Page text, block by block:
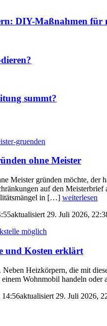
DIY-Maßnahmen für
summt?
ohne Meister
Meister gründen möchte, der
auf den
in […] weiterlesen
aktualisiert 29. Juli 2026,
und Kosten erklärt
Heizkörpern, die mit
einem Wohnmobil handeln
14:56aktualisiert 29. Juli 2026,